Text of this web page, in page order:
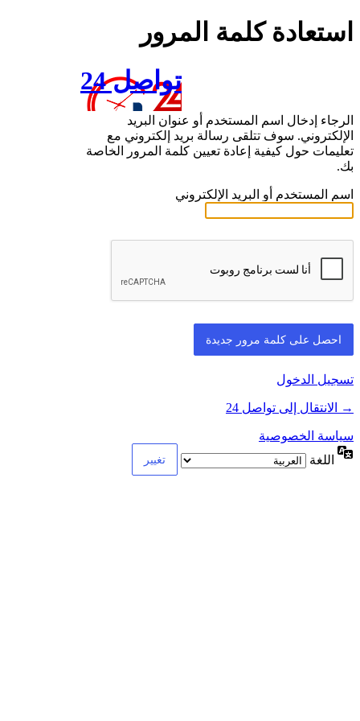
استعادة كلمة المرور
تواصل 24
الرجاء إدخال اسم المستخدم أو عنوان البريد
الإلكتروني. سوف تتلقى رسالة بريد إلكتروني مع
تعليمات حول كيفية إعادة تعيين كلمة المرور الخاصة
بك.
اسم المستخدم أو البريد الإلكتروني
تسجيل الدخول
→ الانتقال إلى تواصل 24
سياسة الخصوصية
اللغة